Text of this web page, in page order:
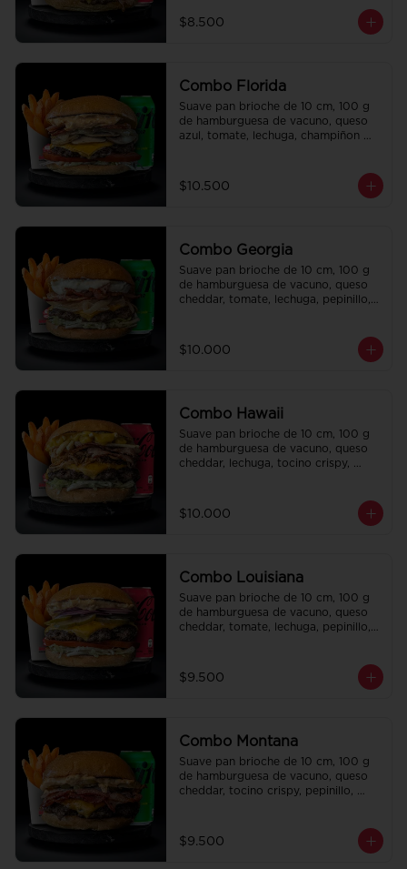
regalo a elección y una bebida de
350 cc a elección.
$8.500
Combo Florida
Suave pan brioche de 10 cm, 100 g
de hamburguesa de vacuno, queso
azul, tomate, lechuga, champiñon
Papas fritas perfectamente
condimentadas, salsa de la casa de
$10.500
Combo Georgia
Suave pan brioche de 10 cm, 100 g
de hamburguesa de vacuno, queso
cheddar, tomate, lechuga, pepinillo,
condimentadas, salsa de la casa de
regalo a elección y una bebida de
$10.000
Combo Hawaii
Suave pan brioche de 10 cm, 100 g
de hamburguesa de vacuno, queso
cheddar, lechuga, tocino crispy,
perfectamente condimentadas, salsa
de la casa de regalo a elección y una
$10.000
Combo Louisiana
Suave pan brioche de 10 cm, 100 g
de hamburguesa de vacuno, queso
cheddar, tomate, lechuga, pepinillo,
condimentadas, salsa de la casa de
regalo a elección y una bebida de
$9.500
Combo Montana
Suave pan brioche de 10 cm, 100 g
de hamburguesa de vacuno, queso
cheddar, tocino crispy, pepinillo,
salsa de la casa de regalo a elección
y una Bebida de 350 cc a elección.
$9.500